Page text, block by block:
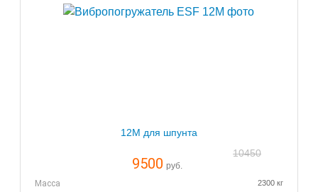
12M для шпунта
10450
9500 руб.
Масса
2300 кг